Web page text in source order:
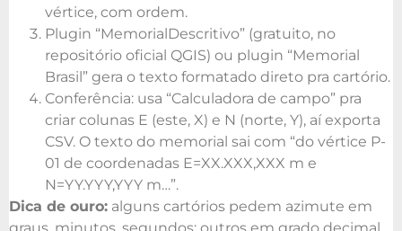
vértice, com ordem.
Plugin “MemorialDescritivo” (gratuito, no
repositório oficial QGIS) ou plugin “Memorial
Brasil” gera o texto formatado direto pra cartório.
Conferência: usa “Calculadora de campo” pra
criar colunas E (este, X) e N (norte, Y), aí exporta
CSV. O texto do memorial sai com “do vértice P-
01 de coordenadas E=XX.XXX,XXX m e
N=YY.YYY,YYY m…”.
Dica de ouro: alguns cartórios pedem azimute em